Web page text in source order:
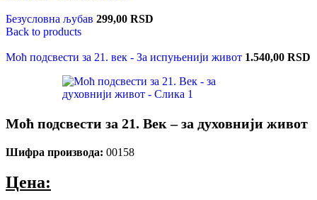
Безусловна љубав 299,00 RSD
Back to products
Моћ подсвести за 21. век - За испуњенији живот 1.540,00 RSD
Моћ подсвести за 21. Век – за духовнији живот
Шифра производа: 00158
Цена: